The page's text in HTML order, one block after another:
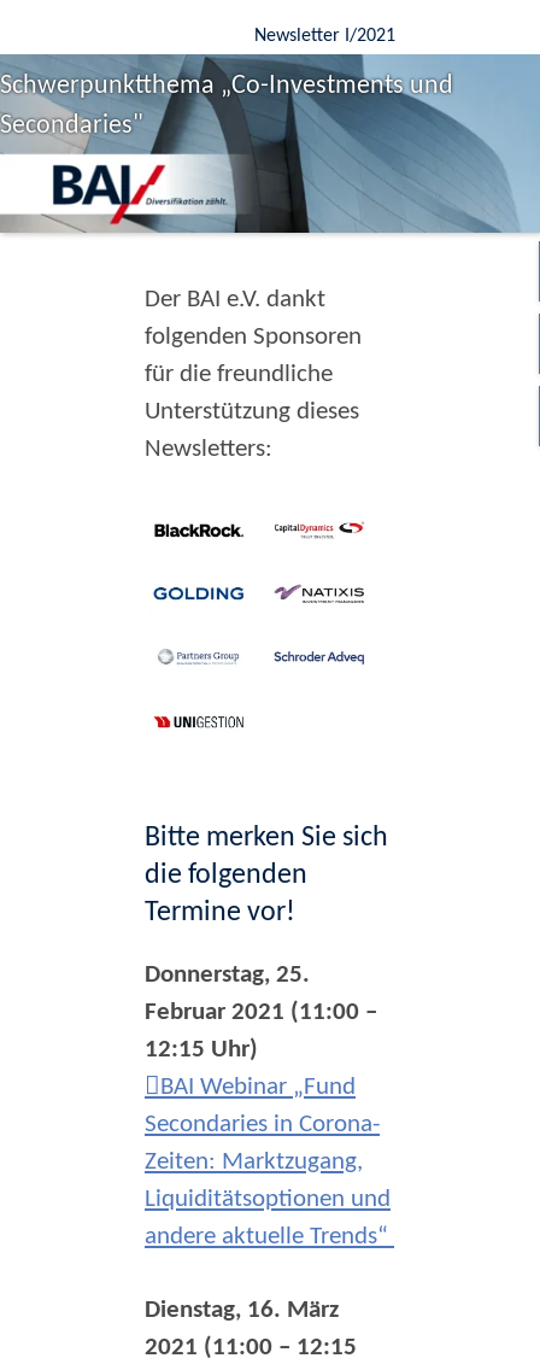
Newsletter I/2021
Schwerpunktthema „Co-Investments und
Secondaries"
Der BAI e.V. dankt
folgenden Sponsoren
für die freundliche
Unterstützung dieses
Newsletters:
Bitte merken Sie sich
die folgenden
Termine vor!
Donnerstag, 25.
Februar 2021 (11:00 –
12:15 Uhr)
BAI Webinar „Fund
Secondaries in Corona-
Zeiten: Marktzugang,
Liquiditätsoptionen und
andere aktuelle Trends“
Dienstag, 16. März
2021 (11:00 – 12:15